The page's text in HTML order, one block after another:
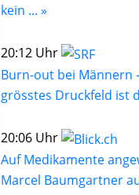
kein ... »
20:12 Uhr
Burn-out bei Männern
grösstes Druckfeld ist
20:06 Uhr
Auf Medikamente
Marcel Baumgartner